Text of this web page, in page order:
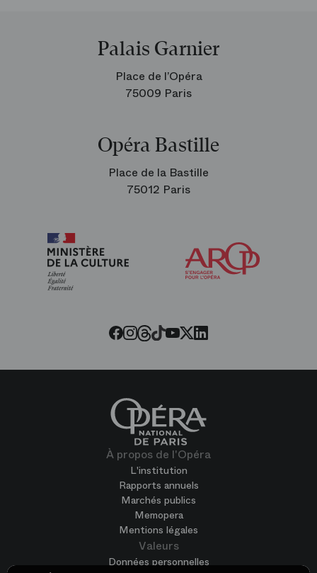
Palais Garnier
Place de l’Opéra
75009 Paris
Opéra Bastille
Place de la Bastille
75012 Paris
Facebook
Instagram
Threads
Tiktok
Youtube
Twitter
LinkedIn
À propos de l'Opéra
L'institution
Rapports annuels
Marchés publics
Memopera
Mentions légales
Valeurs
Données personnelles